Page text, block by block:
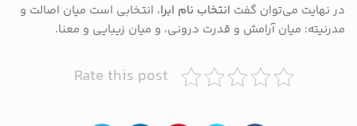
در نهایت می‌توان گفت انتخاب نام ابرا، انتخابی است میان اصالت و
مدرنیته؛ میان آرامش و قدرت درونی، و میان زیبایی و معنا.
Rate this post